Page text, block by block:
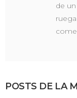
de
POSTS DE LA